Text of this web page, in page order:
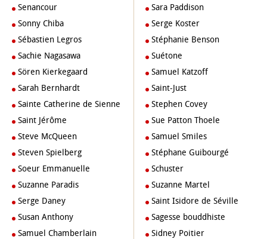
Senancour
Sonny Chiba
Sébastien Legros
Sachie Nagasawa
Sören Kierkegaard
Sarah Bernhardt
Sainte Catherine de Sienne
Saint Jérôme
Steve McQueen
Steven Spielberg
Soeur Emmanuelle
Suzanne Paradis
Serge Daney
Susan Anthony
Samuel Chamberlain
Sara Paddison
Serge Koster
Stéphanie Benson
Suétone
Samuel Katzoff
Saint-Just
Stephen Covey
Sue Patton Thoele
Samuel Smiles
Stéphane Guibourgé
Schuster
Suzanne Martel
Saint Isidore de Séville
Sagesse bouddhiste
Sidney Poitier